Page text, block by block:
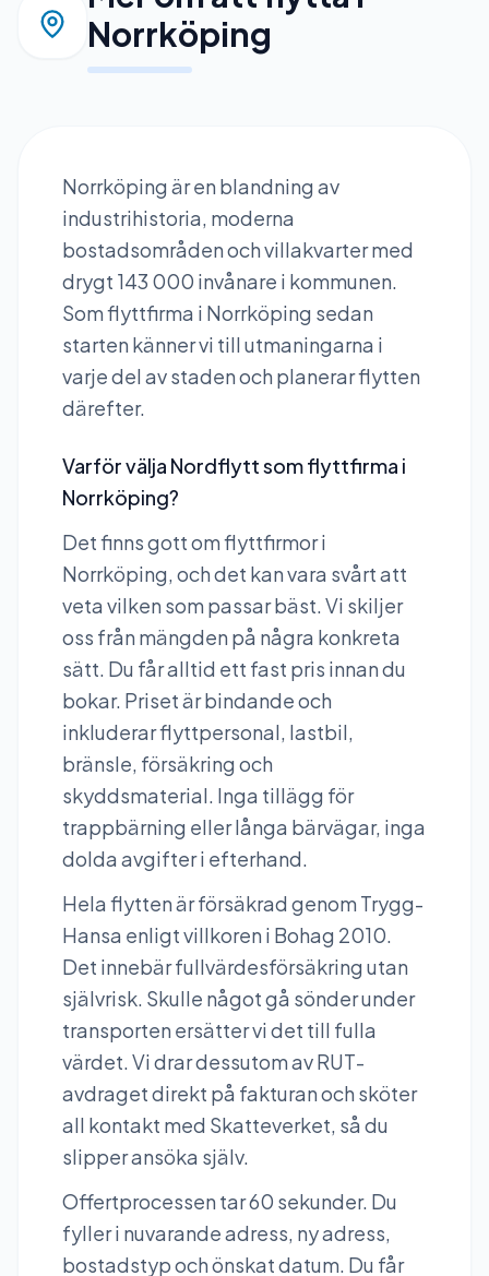
Norrköping
Norrköping är en blandning av
industrihistoria, moderna
bostadsområden och villakvarter med
drygt 143 000 invånare i kommunen.
Som flyttfirma i Norrköping sedan
starten känner vi till utmaningarna i
varje del av staden och planerar flytten
därefter.
Varför välja Nordflytt som flyttfirma i
Norrköping?
Det finns gott om flyttfirmor i
Norrköping, och det kan vara svårt att
veta vilken som passar bäst. Vi skiljer
oss från mängden på några konkreta
sätt. Du får alltid ett fast pris innan du
bokar. Priset är bindande och
inkluderar flyttpersonal, lastbil,
bränsle, försäkring och
skyddsmaterial. Inga tillägg för
trappbärning eller långa bärvägar, inga
dolda avgifter i efterhand.
Hela flytten är försäkrad genom Trygg-
Hansa enligt villkoren i Bohag 2010.
Det innebär fullvärdesförsäkring utan
självrisk. Skulle något gå sönder under
transporten ersätter vi det till fulla
värdet. Vi drar dessutom av RUT-
avdraget direkt på fakturan och sköter
all kontakt med Skatteverket, så du
slipper ansöka själv.
Offertprocessen tar 60 sekunder. Du
fyller i nuvarande adress, ny adress,
bostadstyp och önskat datum. Du får